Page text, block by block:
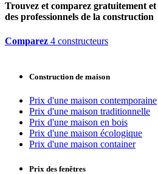
Trouvez et comparez gratuitement et
des professionnels de la construction
Comparez 4 constructeurs
Construction de maison
Prix d'une maison contemporaine
Prix d'une maison traditionnelle
Prix d'une maison en bois
Prix d'une maison écologique
Prix d'une maison container
Prix des fenêtres